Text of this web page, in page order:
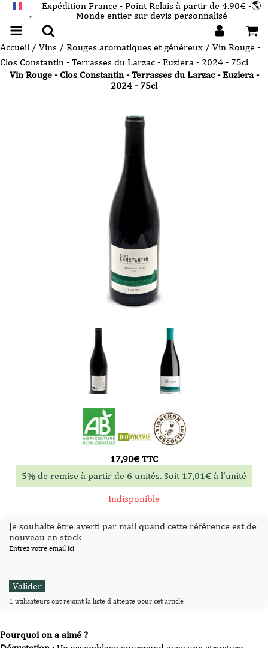
▼
Expédition France - Point Relais à partir de 4.90€ -🌎
Monde entier sur devis personnalisé
Accueil / Vins / Rouges aromatiques et généreux / Vin Rouge -
Clos Constantin - Terrasses du Larzac - Euziera - 2024 - 75cl
Vin Rouge - Clos Constantin - Terrasses du Larzac - Euziera -
2024 - 75cl
Pourquoi on a aimé ?
17,90€ TTC
5% de remise à partir de 6 unités. Soit 17,01€ à l'unité
Indisponible
Je souhaite être averti par mail quand cette référence est de
nouveau en stock
Entrez votre email ici
1 utilisateurs ont rejoint la liste d'attente pour cet article